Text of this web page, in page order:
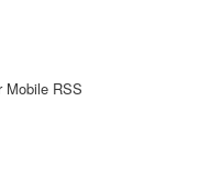
Mobile RSS